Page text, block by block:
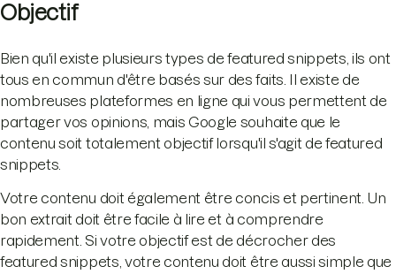
Objectif
Bien qu'il existe plusieurs types de featured snippets, ils ont
tous en commun d'être basés sur des faits. Il existe de
nombreuses plateformes en ligne qui vous permettent de
partager vos opinions, mais Google souhaite que le
contenu soit totalement objectif lorsqu'il s'agit de featured
snippets.
Votre contenu doit également être concis et pertinent. Un
bon extrait doit être facile à lire et à comprendre
rapidement. Si votre objectif est de décrocher des
featured snippets, votre contenu doit être aussi simple que